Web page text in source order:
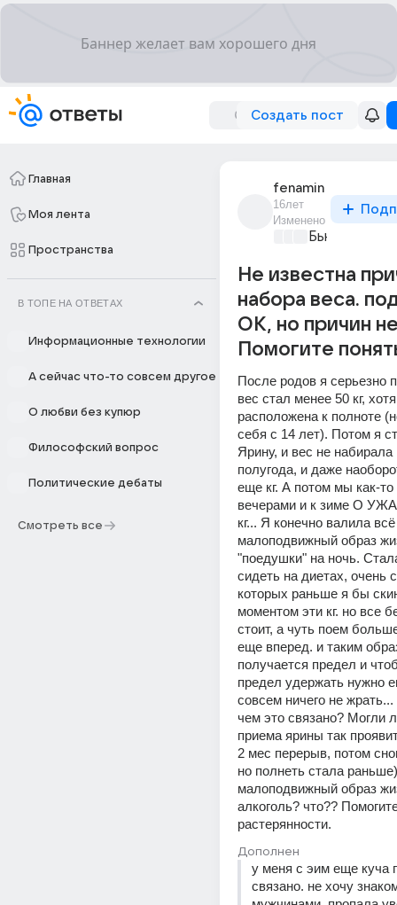
Создать пост
Главная
Моя лента
Пространства
В ТОПЕ НА ОТВЕТАХ
Информационные технологии
А сейчас что-то совсем другое
О любви без купюр
Философский вопрос
Политические дебаты
Смотреть все
fenamin
16лет
Изменено
Бьютилэнд
Не известна
набора веса.
ОК, но причин
Помогите
После родов я серьезно
вес стал менее 50 кг,
расположена к полноте
себя с 14 лет). Потом я
Ярину, и вес не набирала
полугода, и даже
еще кг. А потом мы как-
вечерами и к зиме О
кг... Я конечно валила
малоподвижный образ
"поедушки" на ночь.
сидеть на диетах, очень
которых раньше я бы
моментом эти кг. но все
стоит, а чуть поем
еще вперед. и таким
получается предел и
предел удержать нужно
совсем ничего не
чем это связано? Могли
приема ярины так
2 мес перерыв, потом
но полнеть стала
малоподвижный образ
алкоголь? что??
растерянности.
Дополнен
у меня с эим еще куча
связано. не хочу